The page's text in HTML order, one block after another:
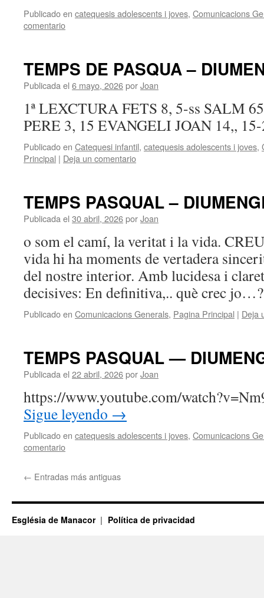
Publicado en catequesis adolescents i joves, Comunicacions
comentario
TEMPS DE PASQUA –
Publicada el 6 mayo, 2026porJoan
1ª LEXCTURA FETS 8, 5-ss SALM
PERE 3, 15 EVANGELI JOAN 14,,
Publicado en Catequesi infantil, catequesis adolescents i joves,
Principal | Deja un comentario
TEMPS PASQUAL –
Publicada el 30 abril, 2026porJoan
o som el camí, la veritat i la vida.
vida hi ha moments de vertadera
del nostre interior. Amb lucidesa i
decisives: En definitiva,.. què crec
Publicado en Comunicacions Generals, Pagina Principal | Deja
TEMPS PASQUAL —
Publicada el 22 abril, 2026porJoan
https://www.youtube.com/
Sigue leyendo →
Publicado en catequesis adolescents i joves, Comunicacions
comentario
← Entradas más antiguas
Església de Manacor Política de privacidad